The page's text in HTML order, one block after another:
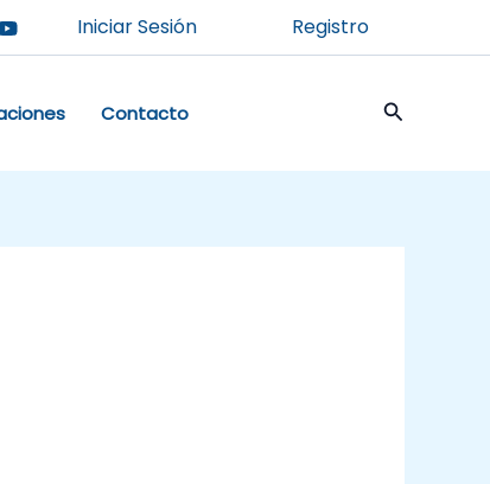
Iniciar Sesión Registro
Contacto Buscar